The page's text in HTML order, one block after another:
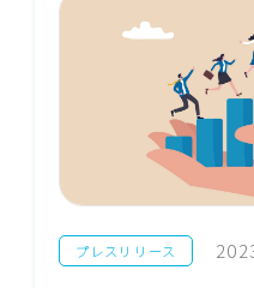
プレスリリース